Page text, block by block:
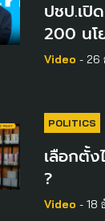
ปชป.เปิ
200 นโ
Video - 26
POLITICS
เลือกตั้ง
?
Video - 18